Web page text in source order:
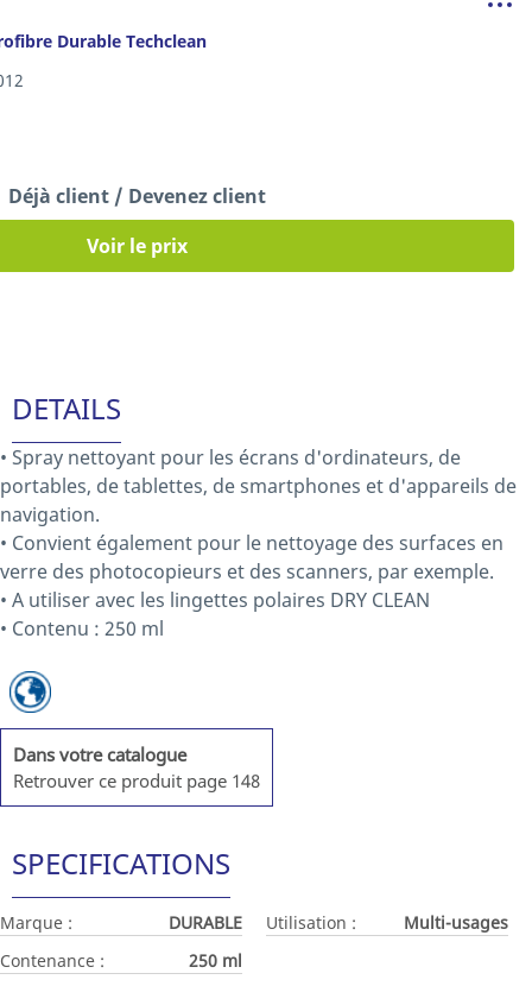
Durable Techclean
Déjà client / Devenez client
Voir le prix
DETAILS
• Spray nettoyant pour les écrans d'ordinateurs, de
portables, de tablettes, de smartphones et d'appareils de
navigation.
• Convient également pour le nettoyage des surfaces en
verre des photocopieurs et des scanners, par exemple.
• A utiliser avec les lingettes polaires DRY CLEAN
• Contenu : 250 ml
Dans votre catalogue
Retrouver ce produit page 148
SPECIFICATIONS
Marque : DURABLE Utilisation :
Multi-usages
Contenance :
250 ml